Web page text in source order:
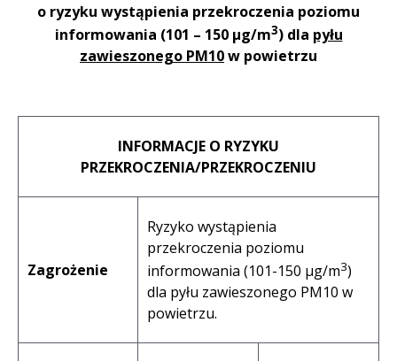
o ryzyku wystąpienia przekroczenia poziomu
informowania (101 – 150 µg/m3) dla pyłu
zawieszonego PM10w powietrzu
INFORMACJE O RYZYKU
PRZEKROCZENIA/PRZEKROCZENIU
Zagrożenie
Ryzyko wystąpienia
przekroczenia poziomu
informowania (101-150 µg/m3)
dla pyłu zawieszonego PM10 w
powietrzu.